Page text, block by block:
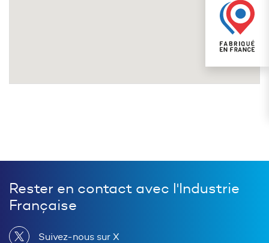
Rester en contact avec l'Industrie
Française
Suivez-nous sur X